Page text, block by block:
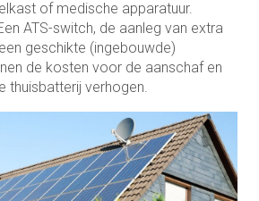
of medische apparatuur.
ATS-switch, de aanleg van extra
geschikte (ingebouwde)
de kosten voor de aanschaf en
thuisbatterij verhogen.